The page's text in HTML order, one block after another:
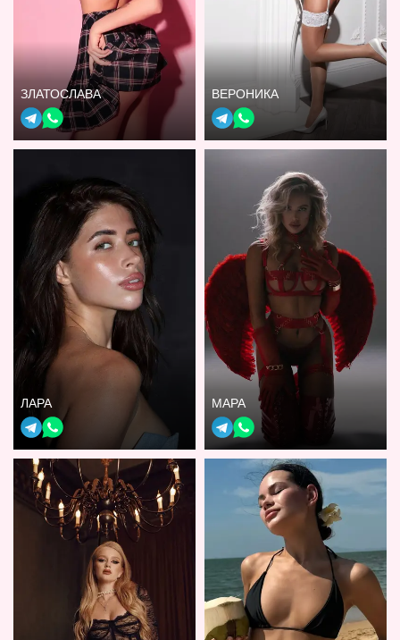
ЗЛАТОСЛАВА ВЕРОНИКА
ЛАРА МАРА